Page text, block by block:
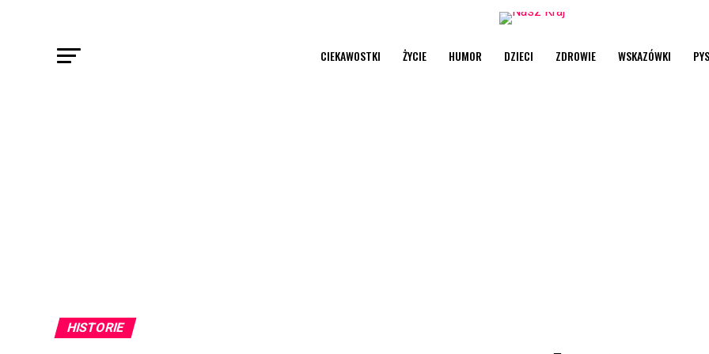
CIEKAWOSTKI ŻYCIE HUMOR DZIECI ZDROWIE WSKAZÓWKI
HISTORIE